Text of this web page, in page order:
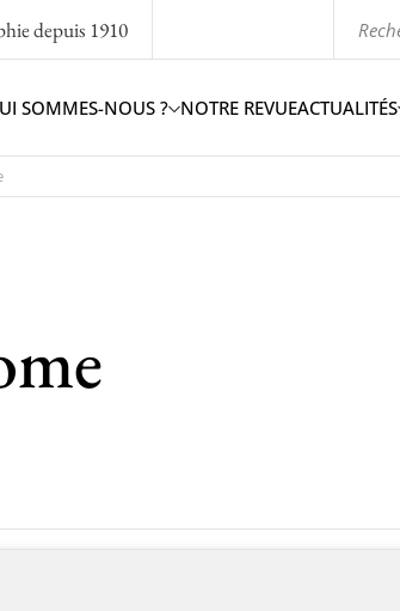
depuis 1910
SOMMES-NOUS ? NOTRE REVUEACTUALITÉS